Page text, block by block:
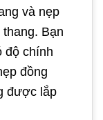
và nẹp
Bạn
độ chính
đồng
được lắp